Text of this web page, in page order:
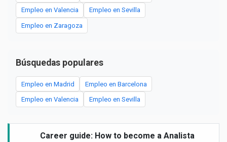
Empleo en Valencia Empleo en Sevilla
Empleo en Zaragoza
Búsquedas populares
Empleo en Madrid Empleo en Barcelona
Empleo en Valencia Empleo en Sevilla
Career guide: How to become a Analista